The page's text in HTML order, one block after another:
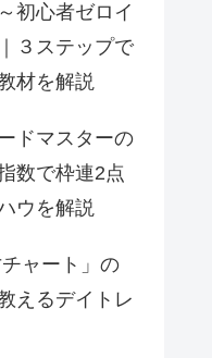
初心者ゼロイ
３ステップで
材を解説
ドマスターの
数で枠連2点
ウを解説
ャート」の
えるデイトレ